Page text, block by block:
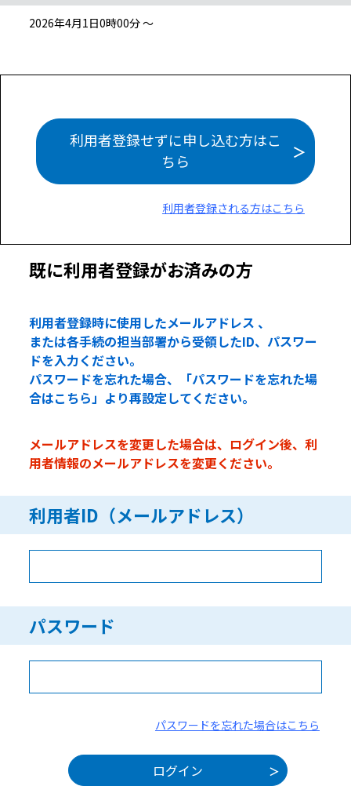
2026年4月1日0時00分 ～
利用者登録せずに申し込む方はこ
ちら
利用者登録される方はこちら
既に利用者登録がお済みの方
利用者登録時に使用したメールアドレス 、
または各手続の担当部署から受領したID、パスワー
ドを入力ください。
パスワードを忘れた場合、「パスワードを忘れた場
合はこちら」より再設定してください。
メールアドレスを変更した場合は、ログイン後、利
用者情報のメールアドレスを変更ください。
利用者ID（メールアドレス）
パスワード
パスワードを忘れた場合はこちら